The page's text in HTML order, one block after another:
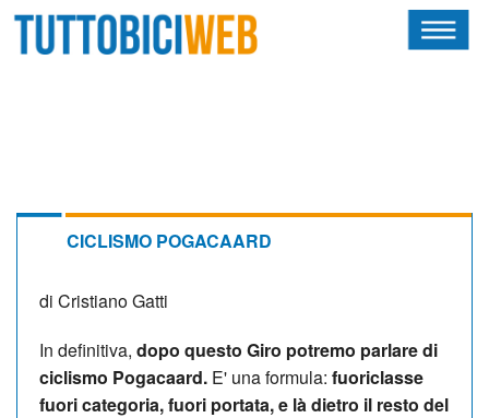
ALBI D'ORO
CICLISMO POGACAARD
di Cristiano Gatti
In definitiva, dopo questo Giro potremo parlare di
ciclismo Pogacaard. E' una formula: fuoriclasse
fuori categoria, fuori portata, e là dietro il resto del